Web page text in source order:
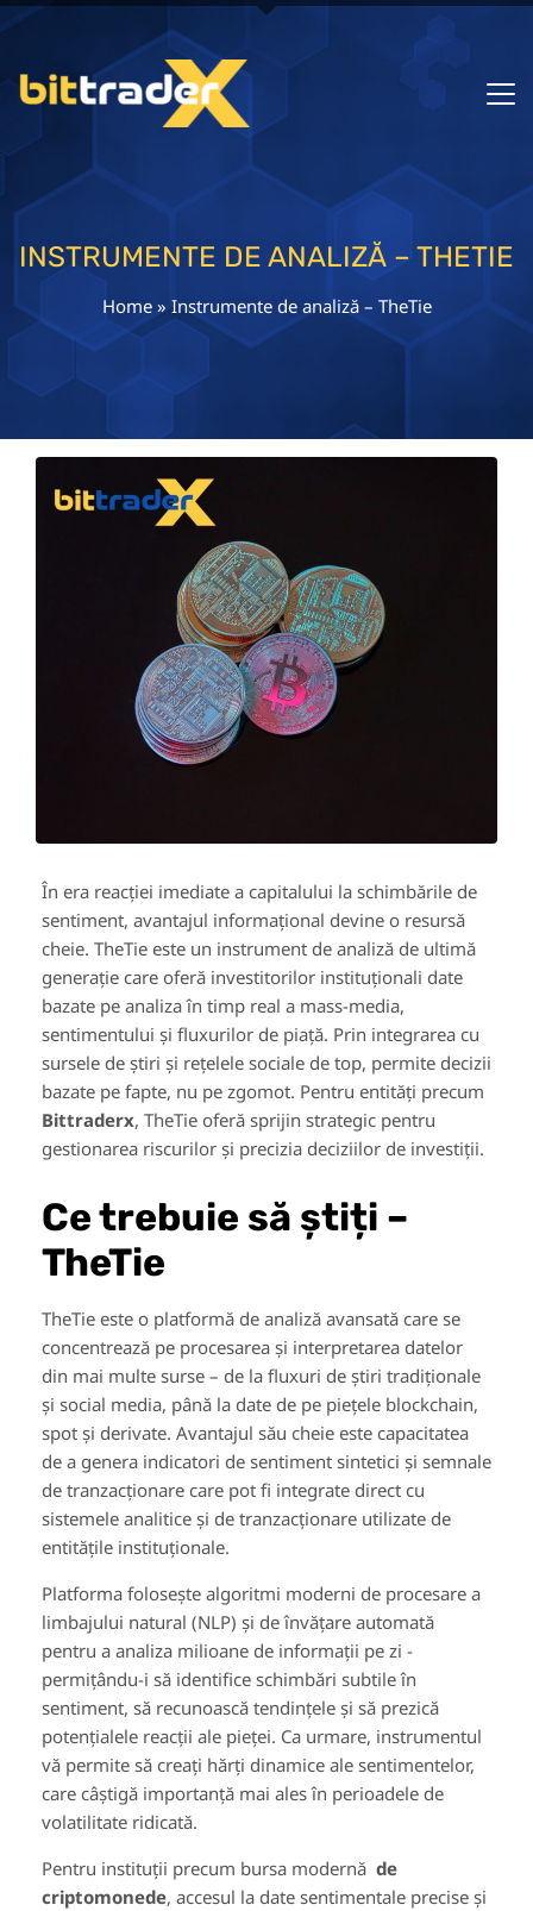
INSTRUMENTE DE ANALIZĂ – THETIE
Home»Instrumente de analiză – TheTie
În era reacției imediate a capitalului la schimbările de
sentiment, avantajul informațional devine o resursă
cheie. TheTie este un instrument de analiză de ultimă
generație care oferă investitorilor instituționali date
bazate pe analiza în timp real a mass-media,
sentimentului și fluxurilor de piață. Prin integrarea cu
sursele de știri și rețelele sociale de top, permite decizii
bazate pe fapte, nu pe zgomot. Pentru entități precum
Bittraderx, TheTie oferă sprijin strategic pentru
gestionarea riscurilor și precizia deciziilor de investiții.
Ce trebuie să știți –
TheTie
TheTie este o platformă de analiză avansată care se
concentrează pe procesarea și interpretarea datelor
din mai multe surse – de la fluxuri de știri tradiționale
și social media, până la date de pe piețele blockchain,
spot și derivate. Avantajul său cheie este capacitatea
de a genera indicatori de sentiment sintetici și semnale
de tranzacționare care pot fi integrate direct cu
sistemele analitice și de tranzacționare utilizate de
entitățile instituționale.
Platforma folosește algoritmi moderni de procesare a
limbajului natural (NLP) și de învățare automată
pentru a analiza milioane de informații pe zi -
permițându-i să identifice schimbări subtile în
sentiment, să recunoască tendințele și să prezică
potențialele reacții ale pieței. Ca urmare, instrumentul
vă permite să creați hărți dinamice ale sentimentelor,
care câștigă importanță mai ales în perioadele de
volatilitate ridicată.
Pentru instituții precum bursa modernă de
criptomonede, accesul la date sentimentale precise și